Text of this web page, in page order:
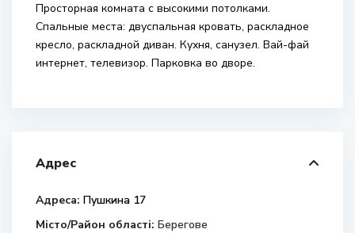
Просторная комната с высокими потолками.
Спальные места: двуспальная кровать, раскладное
кресло, раскладной диван. Кухня, санузел. Вай-фай
интернет, телевизор. Парковка во дворе.
Адрес
Адреса: Пушкина 17
Місто/Район області: Берегове